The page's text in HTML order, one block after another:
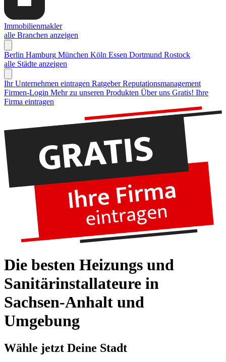
Immobilienmakler
alle Branchen anzeigen
Berlin Hamburg München Köln Essen Dortmund Rostock
alle Städte anzeigen
Ihr Unternehmen eintragen Ratgeber Reputationsmanagement
Firmen-Login Mehr zu unseren Produkten Über uns Gratis! Ihre
Firma eintragen
Die besten Heizungs und
Sanitärinstallateure in
Sachsen-Anhalt und
Umgebung
Wähle jetzt Deine Stadt